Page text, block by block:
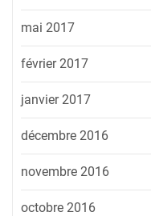
mai 2017
février 2017
janvier 2017
décembre 2016
novembre 2016
octobre 2016